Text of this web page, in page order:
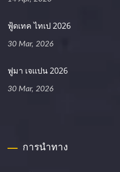
ฟู้ดเทค ไทเป 2026
30 Mar, 2026
ฟูมา เจแปน 2026
30 Mar, 2026
การนำทาง